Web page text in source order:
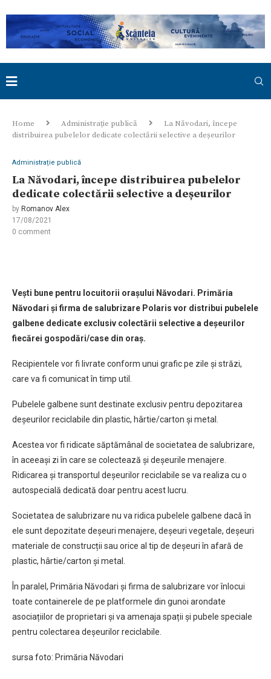
Home Administrație publică
La Năvodari, începe
distribuirea pubelelor dedicate colectării selective a deșeurilor
Administrație publică
La Năvodari, începe distribuirea pubelelor
dedicate colectării selective a deșeurilor
by Romanov Alex
17/08/2021
0 comment
Vești bune pentru locuitorii orașului Năvodari. Primăria
Năvodari și firma de salubrizare Polaris vor distribui pubelele
galbene dedicate exclusiv colectării selective a deșeurilor
fiecărei gospodări/case din oraș.
Recipientele vor fi livrate conform unui grafic pe zile și străzi,
care va fi comunicat în timp util.
Pubelele galbene sunt destinate exclusiv pentru depozitarea
deșeurilor reciclabile din plastic, hârtie/carton și metal.
Acestea vor fi ridicate săptămânal de societatea de salubrizare,
în aceeași zi în care se colectează și deșeurile menajere.
Ridicarea și transportul deșeurilor reciclabile se va realiza cu o
autospecială dedicată doar pentru acest lucru.
Societatea de salubrizare nu va ridica pubelele galbene dacă în
ele sunt depozitate deșeuri menajere, deșeuri vegetale, deșeuri
materiale de construcții sau orice al tip de deșeuri în afară de
plastic, hârtie/carton și metal.
În paralel, Primăria Năvodari și firma de salubrizare vor înlocui
toate containerele de pe platformele din gunoi arondate
asociațiilor de proprietari și va amenaja spații și pubele speciale
pentru colectarea deșeurilor reciclabile.
sursa foto: Primăria Năvodari